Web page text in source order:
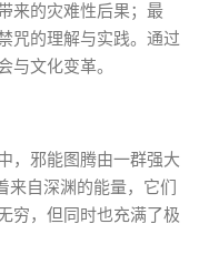
来的灾难性后果；最
咒的理解与实践。通过
文化变革。
，邪能图腾由一群强大
来自深渊的能量，它们
穷，但同时也充满了极